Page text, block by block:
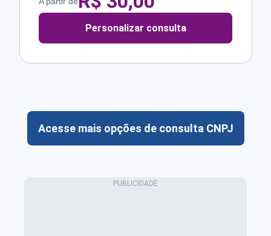
Personalizar consulta
Acesse mais opções de consulta CNPJ